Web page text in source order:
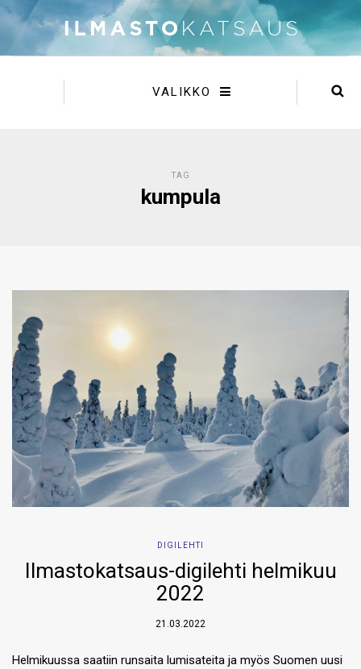
VALIKKO
TAG
kumpula
DIGILEHTI
Ilmastokatsaus-digilehti helmikuu
2022
21.03.2022
Helmikuussa saatiin runsaita lumisateita ja myös Suomen uusi